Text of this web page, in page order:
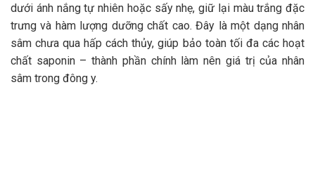
dưới ánh nắng tự nhiên hoặc sấy nhẹ, giữ lại màu trắng đặc
trưng và hàm lượng dưỡng chất cao. Đây là một dạng nhân
sâm chưa qua hấp cách thủy, giúp bảo toàn tối đa các hoạt
chất saponin – thành phần chính làm nên giá trị của nhân
sâm trong đông y.